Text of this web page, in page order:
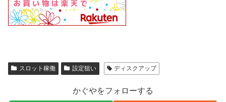
スロット稼働 設定狙い ディスクアップ
かぐやをフォローする